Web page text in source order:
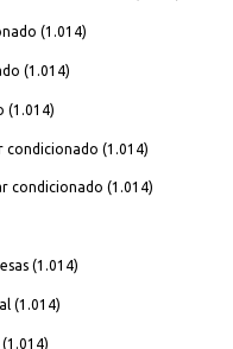
(1.014)
(1.014)
(1.014)
condicionado (1.014)
condicionado (1.014)
(1.014)
(1.014)
(1.014)